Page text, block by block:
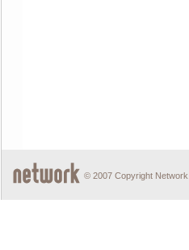
© 2007 Copyright